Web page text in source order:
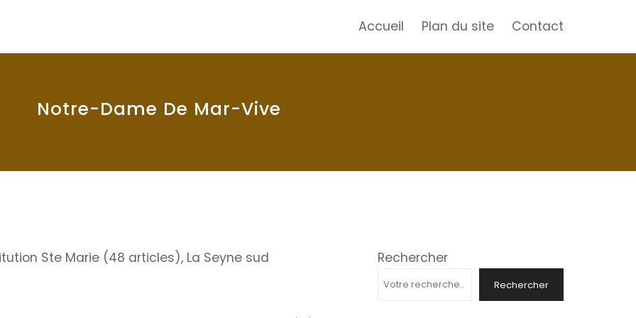
Accueil Plan du site Contact
Notre-Dame De Mar-Vive
Ste Marie (48 articles), La Seyne sud Rechercher
Rechercher